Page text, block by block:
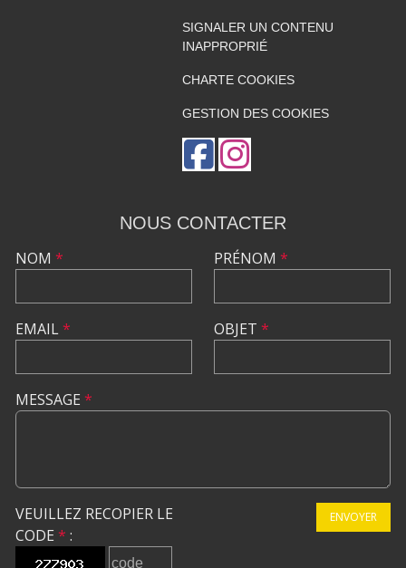
SIGNALER UN CONTENU
INAPPROPRIÉ
CHARTE COOKIES
GESTION DES COOKIES
NOUS CONTACTER
NOM *
EMAIL*
PRÉNOM *
OBJET *
MESSAGE *
VEUILLEZ RECOPIER LE
CODE * :
ENVOYER